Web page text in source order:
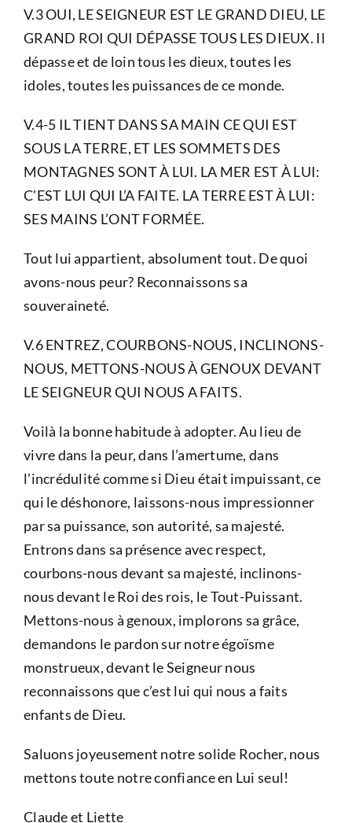
V.3 OUI, LE SEIGNEUR EST LE GRAND DIEU, LE
GRAND ROI QUI DÉPASSE TOUS LES DIEUX. Il
dépasse et de loin tous les dieux, toutes les
idoles, toutes les puissances de ce monde.
V.4-5 IL TIENT DANS SA MAIN CE QUI EST
SOUS LA TERRE, ET LES SOMMETS DES
MONTAGNES SONT À LUI. LA MER EST À LUI:
C’EST LUI QUI L’A FAITE. LA TERRE EST À LUI:
SES MAINS L’ONT FORMÉE.
Tout lui appartient, absolument tout. De quoi
avons-nous peur? Reconnaissons sa
souveraineté.
V.6 ENTREZ, COURBONS-NOUS, INCLINONS-
NOUS, METTONS-NOUS À GENOUX DEVANT
LE SEIGNEUR QUI NOUS A FAITS.
Voilà la bonne habitude à adopter. Au lieu de
vivre dans la peur, dans l’amertume, dans
l’incrédulité comme si Dieu était impuissant, ce
qui le déshonore, laissons-nous impressionner
par sa puissance, son autorité, sa majesté.
Entrons dans sa présence avec respect,
courbons-nous devant sa majesté, inclinons-
nous devant le Roi des rois, le Tout-Puissant.
Mettons-nous à genoux, implorons sa grâce,
demandons le pardon sur notre égoïsme
monstrueux, devant le Seigneur nous
reconnaissons que c’est lui qui nous a faits
enfants de Dieu.
Saluons joyeusement notre solide Rocher, nous
mettons toute notre confiance en Lui seul!
Claude et Liette